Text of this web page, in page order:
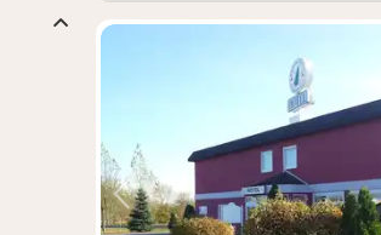
Vorheriges Bild